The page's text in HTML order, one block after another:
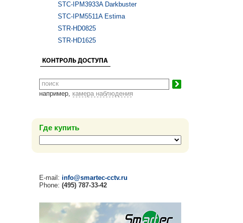
STC-IPM3933A Darkbuster
STC-IPM5511A Estima
STR-HD0825
STR-HD1625
например, камера наблюдения
Где купить
E-mail: info@smartec-cctv.ru
Phone: (495) 787-33-42